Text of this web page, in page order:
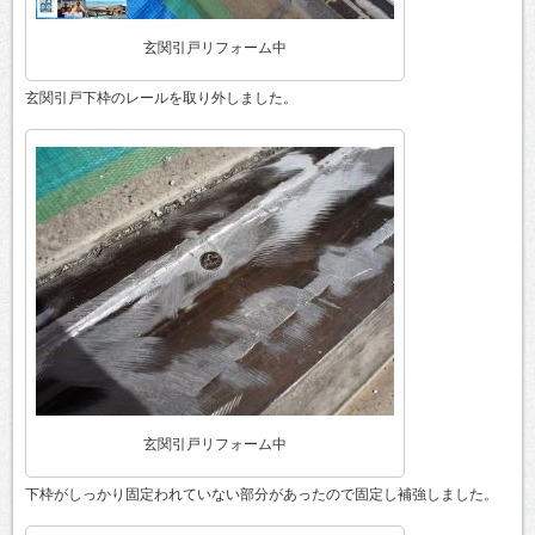
玄関引戸リフォーム中
玄関引戸下枠のレールを取り外しました。
玄関引戸リフォーム中
下枠がしっかり固定われていない部分があったので固定し補強しました。